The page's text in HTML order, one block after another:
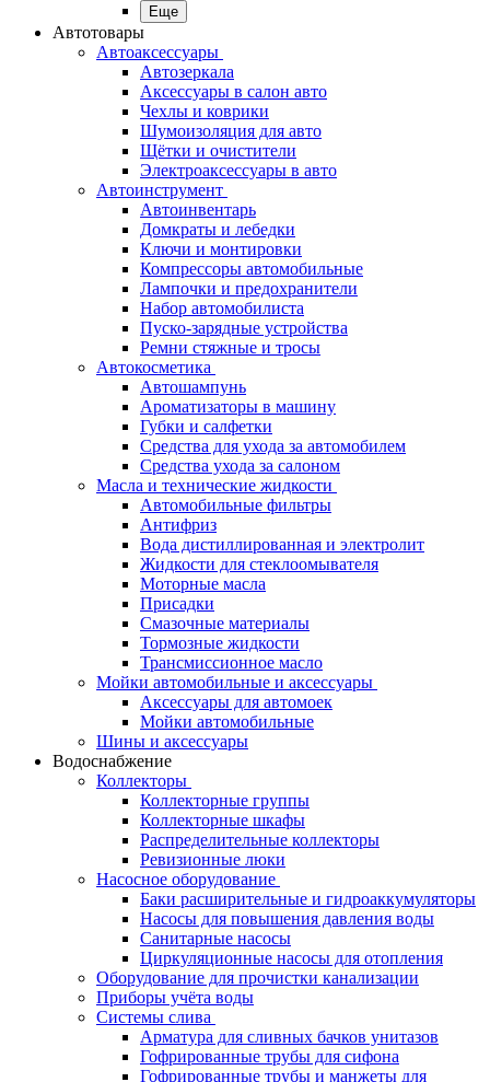
Еще
Автотовары
Автоаксессуары
Автозеркала
Аксессуары в салон авто
Чехлы и коврики
Шумоизоляция для авто
Щётки и очистители
Электроаксессуары в авто
Автоинструмент
Автоинвентарь
Домкраты и лебедки
Ключи и монтировки
Компрессоры автомобильные
Лампочки и предохранители
Набор автомобилиста
Пуско-зарядные устройства
Ремни стяжные и тросы
Автокосметика
Автошампунь
Ароматизаторы в машину
Губки и салфетки
Средства для ухода за автомобилем
Средства ухода за салоном
Масла и технические жидкости
Автомобильные фильтры
Антифриз
Вода дистиллированная и электролит
Жидкости для стеклоомывателя
Моторные масла
Присадки
Смазочные материалы
Тормозные жидкости
Трансмиссионное масло
Мойки автомобильные и аксессуары
Аксессуары для автомоек
Мойки автомобильные
Шины и аксессуары
Водоснабжение
Коллекторы
Коллекторные группы
Коллекторные шкафы
Распределительные коллекторы
Ревизионные люки
Насосное оборудование
Баки расширительные и гидроаккумуляторы
Насосы для повышения давления воды
Санитарные насосы
Циркуляционные насосы для отопления
Оборудование для прочистки канализации
Приборы учёта воды
Системы слива
Арматура для сливных бачков унитазов
Гофрированные трубы для сифона
Гофрированные трубы и манжеты для